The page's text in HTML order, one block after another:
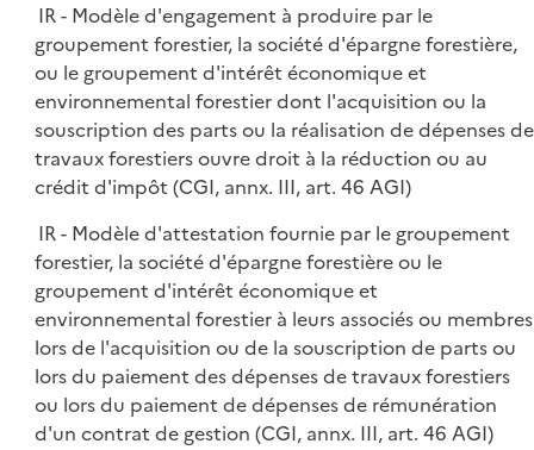
IR - Modèle d'engagement à produire par le
groupement forestier, la société d'épargne forestière,
ou le groupement d'intérêt économique et
environnemental forestier dont l'acquisition ou la
souscription des parts ou la réalisation de dépenses de
travaux forestiers ouvre droit à la réduction ou au
crédit d'impôt (CGI, annx. III, art. 46 AGI)
IR - Modèle d'attestation fournie par le groupement
forestier, la société d'épargne forestière ou le
groupement d'intérêt économique et
environnemental forestier à leurs associés ou membres
lors de l'acquisition ou de la souscription de parts ou
lors du paiement des dépenses de travaux forestiers
ou lors du paiement de dépenses de rémunération
d'un contrat de gestion (CGI, annx. III, art. 46 AGI)